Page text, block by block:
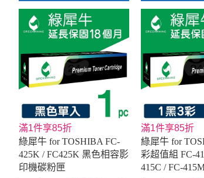
滿1件享85折
綠犀牛 for TOSHIBA FC-
425K / FC425K 黑色相容影
印機碳粉匣
滿1件享85折
綠犀牛 for
彩超值組 FC-
415C / FC-